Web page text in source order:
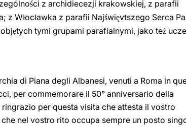
ści z archidiecezji krakowskiej, z parafii
z Włocławka z parafii Najświęvtszego Serca
ętych tymi grupami parafialnymi, jako też
di Piana degli Albanesi, venuti a Roma in
per commemorare il 50° anniversario della
per questa visita che attesta il vostro
nel vostro rito occupa sempre un posto